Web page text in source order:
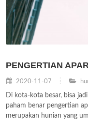
PENGERTIAN
2020-11-07
Di kota-kota besar, bisa
paham benar pengertian
merupakan hunian yang